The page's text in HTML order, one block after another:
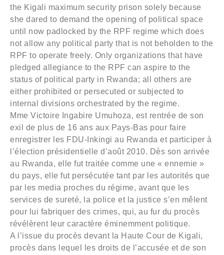
the Kigali maximum security prison solely because
she dared to demand the opening of political space
until now padlocked by the RPF regime which does
not allow any political party that is not beholden to the
RPF to operate freely. Only organizations that have
pledged allegiance to the RPF can aspire to the
status of political party in Rwanda; all others are
either prohibited or persecuted or subjected to
internal divisions orchestrated by the regime.
Mme Victoire Ingabire Umuhoza, est rentrée de son
exil de plus de 16 ans aux Pays-Bas pour faire
enregistrer les FDU-Inkingi au Rwanda et participer à
l’élection présidentielle d’août 2010. Dès son arrivée
au Rwanda, elle fut traitée comme une « ennemie »
du pays, elle fut persécutée tant par les autorités que
par les media proches du régime, avant que les
services de sureté, la police et la justice s’en mêlent
pour lui fabriquer des crimes, qui, au fur du procès
révélèrent leur caractère éminemment politique.
A l’issue du procès devant la Haute Cour de Kigali,
procès dans lequel les droits de l’accusée et de son